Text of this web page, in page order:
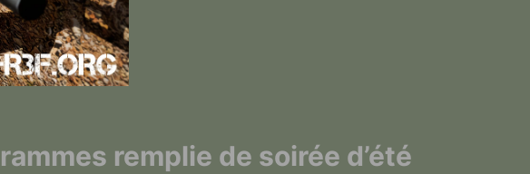
remplie de soirée d’été